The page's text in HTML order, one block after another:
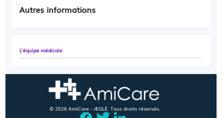
- Chirurgie dentaire
- Calcul rénal (urétéroscopie)
- Chirurgie esthétique
La consultation intervention longue de type 2
Autres informations
L'équipe médicale
© 2026 AmiCare - ÆGLÉ. Tous droits réservés.